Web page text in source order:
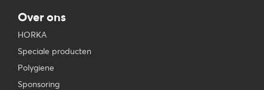
Over ons
HORKA
Speciale producten
Polygiene
Sponsoring